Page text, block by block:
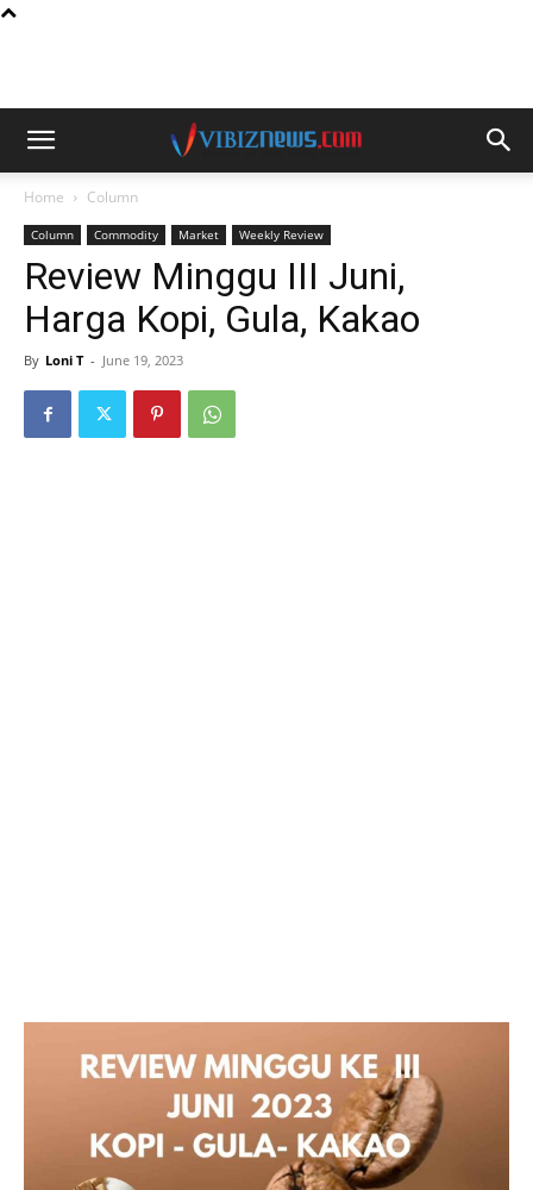
Home Column
Column Commodity Market Weekly Review
Review Minggu III Juni,
Harga Kopi, Gula, Kakao
By Loni T - June 19, 2023